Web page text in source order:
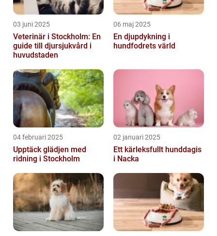
03 juni 2025
Veterinär i Stockholm: En
guide till djursjukvård i
huvudstaden
06 maj 2025
En djupdykning i
hundfodrets värld
04 februari 2025
Upptäck glädjen med
ridning i Stockholm
02 januari 2025
Ett kärleksfullt hunddagis
i Nacka